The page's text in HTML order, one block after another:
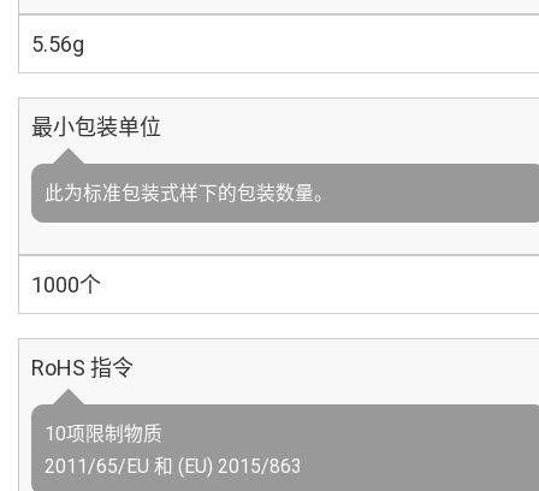
5.56g
最小包装单位
此为标准包装式样下的包装数量。
1000个
RoHS 指令
10项限制物质
2011/65/EU 和 (EU) 2015/863